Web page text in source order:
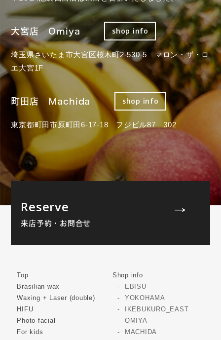
大宮店 Omiya shop info
埼玉県さいたま市大宮区桜木町2-530-5 マロン・ザ・ロ
エ大宮1F
町田店 Machida shop info
東京都町田市原町田6-17-18 フジビル87 302
Reserve
来店予約・お問合せ
Top
Brasilian wax
Waxing + Laser (double)
HIFU
Photo facial
For kids
Shop info
EBISU
YOKOHAMA
IKEBUKURO_EAST
OMIYA
MACHIDA